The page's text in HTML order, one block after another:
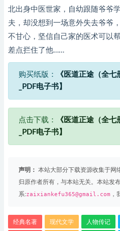
北出身中医世家，自幼跟随爷爷
夫，却没想到一场意外失去爷爷
不甘心，坚信自己家的医术可以
差点拦住了他……
购买纸版：
《医道正途（全
_PDF电子书】
点击下载：
《医道正途（全
_PDF电子书】
声明： 本站大部分下载资源收集于网
归原作者所有，与本站无关。本站发
系:zaixiankefu365@gmail.com ，
经典名著 现代文学 人物传记